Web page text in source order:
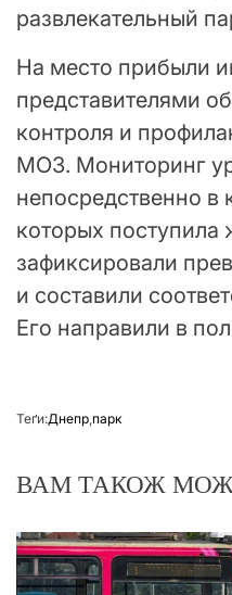
развлекательный
На место прибыли
представителями
контроля и
МОЗ. Мониторинг
непосредственно в
которых
зафиксировали
и составили
Его направили в
Теґи:Днепр,парк
ВАМ ТАКОЖ